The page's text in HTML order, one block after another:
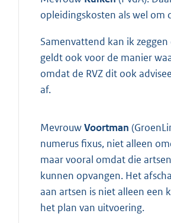
opleidingskosten als wel om
Samenvattend kan ik
geldt ook voor de manier
omdat de RVZ dit ook
af.
MevrouwVoortman
numerus fixus, niet alleen
maar vooral omdat die
kunnen opvangen. Het
aan artsen is niet alleen een
het plan van uitvoering.